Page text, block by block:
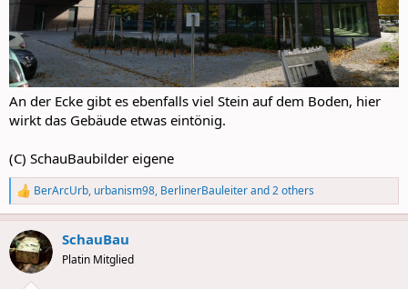
An der Ecke gibt es ebenfalls viel Stein auf dem Boden, hier
wirkt das Gebäude etwas eintönig.
(C) SchauBaubilder eigene
R
e
a
c
t
i
BerArcUrb, urbanism98, BerlinerBauleiterand 2 others
SchauBau
Platin Mitglied